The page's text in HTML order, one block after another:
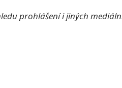
prohlášení i jiných